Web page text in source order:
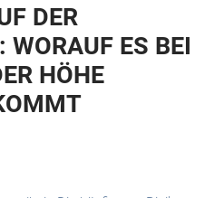
DER
WORAUF ES BEI
HÖHE